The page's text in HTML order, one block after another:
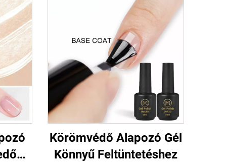
Körömvédő Alapozó Gél
Könnyű Feltüntetéshez